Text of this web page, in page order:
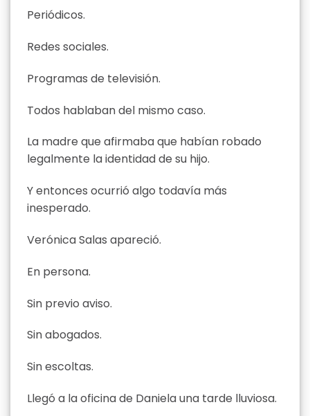
Periódicos.
Redes sociales.
Programas de televisión.
Todos hablaban del mismo caso.
La madre que afirmaba que habían robado
legalmente la identidad de su hijo.
Y entonces ocurrió algo todavía más
inesperado.
Verónica Salas apareció.
En persona.
Sin previo aviso.
Sin abogados.
Sin escoltas.
Llegó a la oficina de Daniela una tarde lluviosa.